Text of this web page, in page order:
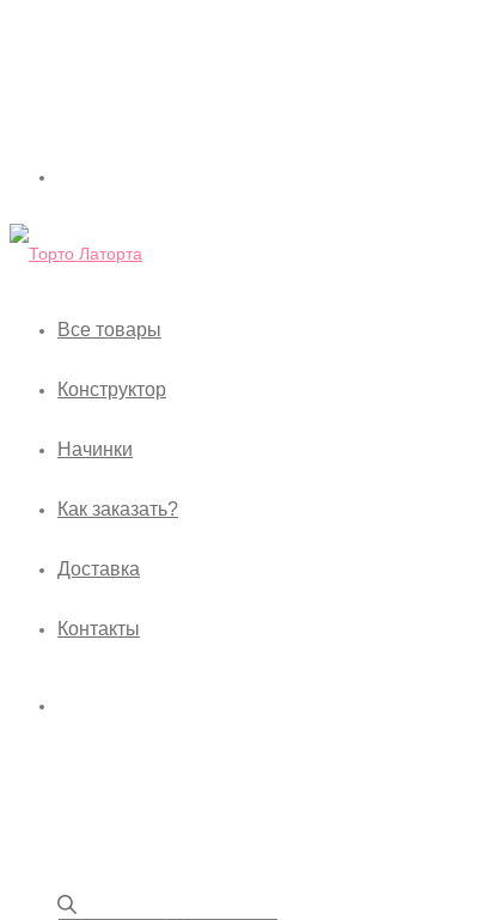
Все товары
Конструктор
Начинки
Как заказать?
Доставка
Контакты